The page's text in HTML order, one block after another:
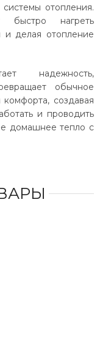
отопления.
быстро нагреть
и делая отопление
надежность,
обычное
создавая
и проводить
домашнее тепло с